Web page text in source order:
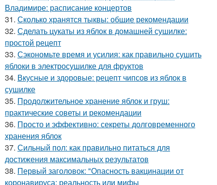
Владимире: расписание концертов
31. Сколько хранятся тыквы: общие рекомендации
32. Сделать цукаты из яблок в домашней сушилке:
простой рецепт
33. Сэкономьте время и усилия: как правильно сушить
яблоки в электросушилке для фруктов
34. Вкусные и здоровые: рецепт чипсов из яблок в
сушилке
35. Продолжительное хранение яблок и груш:
практические советы и рекомендации
36. Просто и эффективно: секреты долговременного
хранения яблок
37. Сильный пол: как правильно питаться для
достижения максимальных результатов
38. Первый заголовок: "Опасность вакцинации от
коронавируса: реальность или мифы